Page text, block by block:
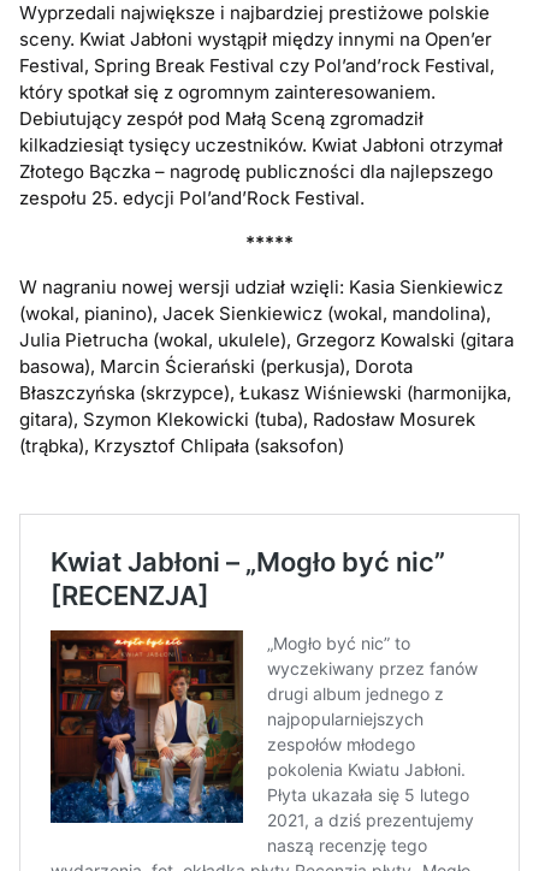
Wyprzedali największe i najbardziej prestiżowe polskie
sceny. Kwiat Jabłoni wystąpił między innymi na Open’er
Festival, Spring Break Festival czy Pol’and’rock Festival,
który spotkał się z ogromnym zainteresowaniem.
Debiutujący zespół pod Małą Sceną zgromadził
kilkadziesiąt tysięcy uczestników. Kwiat Jabłoni otrzymał
Złotego Bączka – nagrodę publiczności dla najlepszego
zespołu 25. edycji Pol’and’Rock Festival.
*****
W nagraniu nowej wersji udział wzięli: Kasia Sienkiewicz
(wokal, pianino), Jacek Sienkiewicz (wokal, mandolina),
Julia Pietrucha (wokal, ukulele), Grzegorz Kowalski (gitara
basowa), Marcin Ścierański (perkusja), Dorota
Błaszczyńska (skrzypce), Łukasz Wiśniewski (harmonijka,
gitara), Szymon Klekowicki (tuba), Radosław Mosurek
(trąbka), Krzysztof Chlipała (saksofon)